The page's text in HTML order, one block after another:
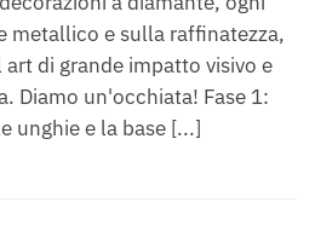
metallico e sulla raffinatezza,
di grande impatto visivo e
Diamo un'occhiata! Fase 1:
unghie e la base [...]